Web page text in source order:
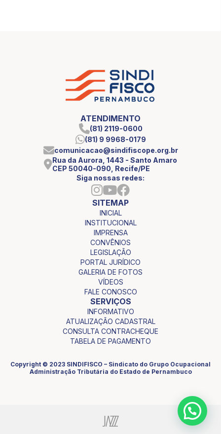
ATENDIMENTO
(81) 2119-0600
(81) 9 9968-0179
comunicacao@sindifiscope.org.br
Rua da Aurora, 1443 - Santo Amaro
CEP 50040-090, Recife/PE
Siga nossas redes:
SITEMAP
INICIAL
INSTITUCIONAL
IMPRENSA
CONVÊNIOS
LEGISLAÇÃO
PORTAL JURÍDICO
GALERIA DE FOTOS
VÍDEOS
FALE CONOSCO
SERVIÇOS
INFORMATIVO
ATUALIZAÇÃO CADASTRAL
CONSULTA CONTRACHEQUE
TABELA DE PAGAMENTO
Copyright © 2023 SINDIFISCO – Sindicato do Grupo Ocupacional
Administração Tributária do Estado de Pernambuco